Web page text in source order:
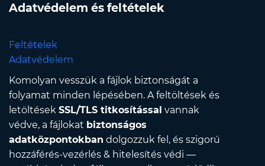
Adatvédelem és feltételek
Feltételek
Adatvédelem
Komolyan vesszük a fájlok biztonságát a
folyamat minden lépésében. A feltöltések és
letöltések SSL/TLS titkosítással vannak
védve, a fájlokat biztonságos
adatközpontokban dolgozzuk fel, és szigorú
hozzáférés-vezérlés & hitelesítés védi —